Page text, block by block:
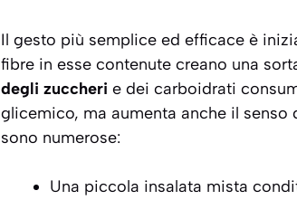
Il gesto più semplice ed efficace è
fibre in esse contenute creano una
degli zuccheri e dei carboidrati
glicemico, ma aumenta anche il
sono numerose:
Una piccola insalata mista